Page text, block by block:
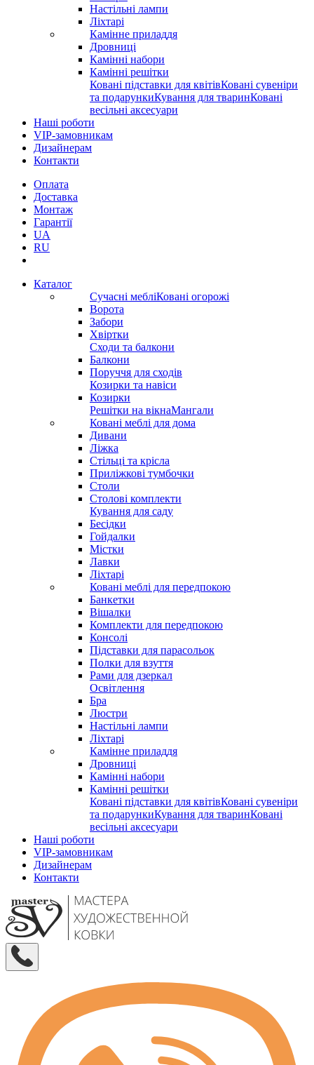
Настільні лампи
Ліхтарі
Камінне приладдя
Дровниці
Камінні набори
Камінні решітки
Ковані підставки для квітівКовані сувеніри
та подарункиКування для тваринКовані
весільні аксесуари
Наші роботи
VIP-замовникам
Дизайнерам
Контакти
Оплата
Доставка
Монтаж
Гарантії
UA
RU
Каталог
Сучасні мебліКовані огорожі
Ворота
Забори
Хвіртки
Сходи та балкони
Балкони
Поруччя для сходів
Козирки та навіси
Козирки
Решітки на вікнаМангали
Ковані меблі для дома
Дивани
Ліжка
Стільці та крісла
Приліжкові тумбочки
Столи
Столові комплекти
Кування для саду
Бесідки
Гойдалки
Містки
Лавки
Ліхтарі
Ковані меблі для передпокою
Банкетки
Вішалки
Комплекти для передпокою
Консолі
Підставки для парасольок
Полки для взуття
Рами для дзеркал
Освітлення
Бра
Люстри
Настільні лампи
Ліхтарі
Камінне приладдя
Дровниці
Камінні набори
Камінні решітки
Ковані підставки для квітівКовані сувеніри
та подарункиКування для тваринКовані
весільні аксесуари
Наші роботи
VIP-замовникам
Дизайнерам
Контакти